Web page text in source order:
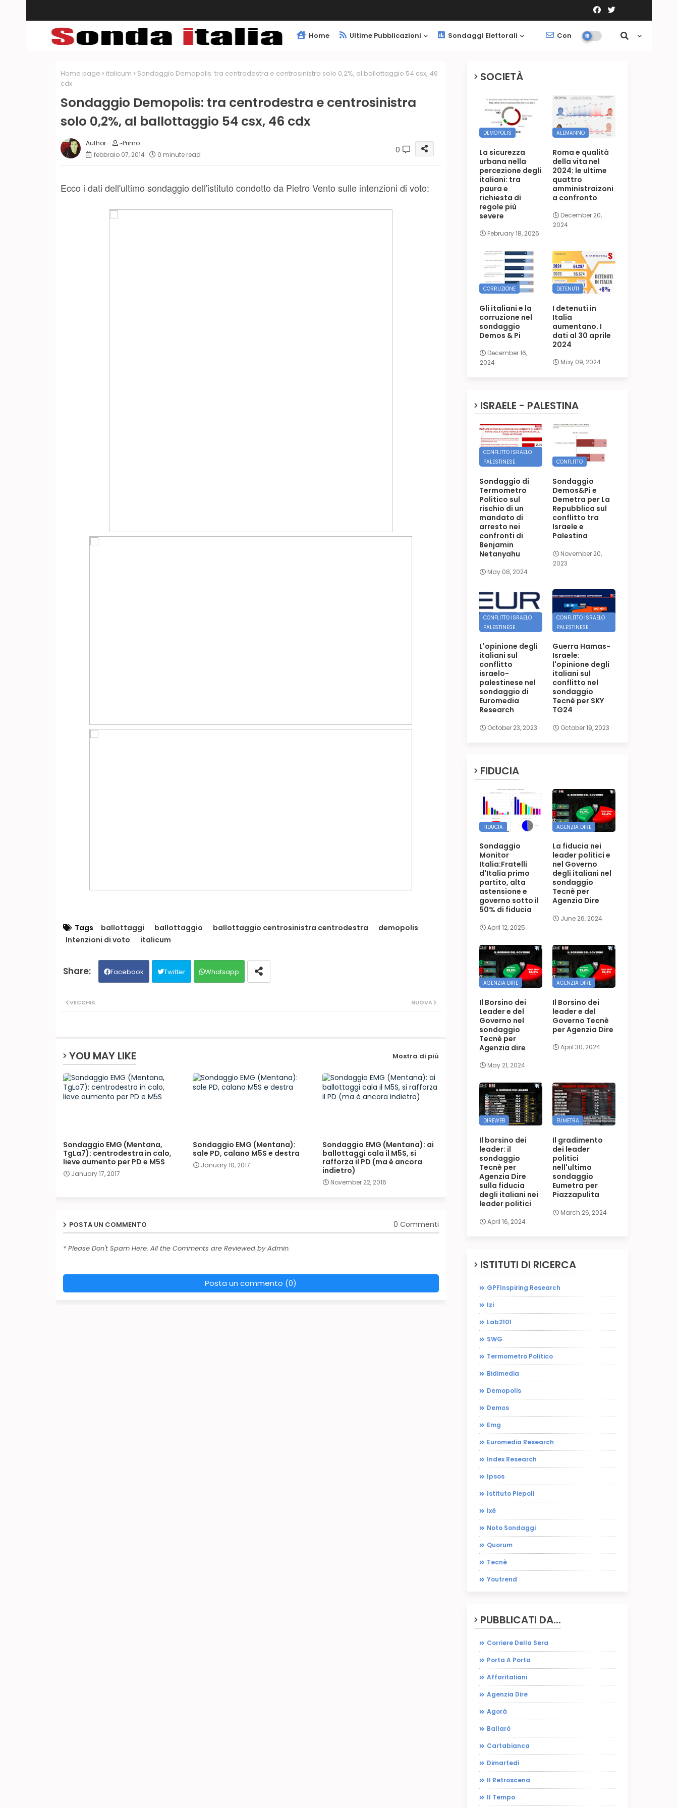
Home Ultime Pubblicazioni Sondaggi Elettorali Contatti Società
Home page italicum
Sondaggio Demopolis: tra centrodestra e centrosinistra solo 0,2%, al ballottaggio 54 csx, 46
cdx
Sondaggio Demopolis: tra centrodestra e centrosinistra
solo 0,2%, al ballottaggio 54 csx, 46 cdx
~Primo
febbraio 07, 2014
0 minute read 0
Ecco i dati dell'ultimo sondaggio dell'istituto condotto da Pietro Vento sulle intenzioni di voto:
Tags ballottaggi ballottaggio ballottaggio centrosinistra centrodestra
demopolis
Intenzioni di voto
italicum
Facebook Twitter Whatsapp
NUOVA
VECCHIA
YOU MAY LIKE Mostra di più
Sondaggio EMG (Mentana,
TgLa7): centrodestra in calo,
lieve aumento per PD e M5S
January 17, 2017
Sondaggio EMG (Mentana):
sale PD, calano M5S e destra
January 10, 2017
Sondaggio EMG (Mentana): ai
ballottaggi cala il M5S, si
rafforza il PD (ma è ancora
indietro)
November 22, 2016
POSTA UN COMMENTO 0 Commenti
* Please Don't Spam Here. All the Comments are Reviewed by Admin.
Posta un commento (0)
SOCIETÀ
DEMOPOLIS
La sicurezza
urbana nella
percezione degli
italiani: tra
paura e
richiesta di
regole più
severe
February 18, 2026
ALEMANNO
Roma e qualità
della vita nel
2024: le ultime
quattro
amministraizoni
a confronto
December 20,
2024
CORRUZIONE
Gli italiani e la
corruzione nel
sondaggio
Demos & Pi
December 16,
2024
DETENUTI
I detenuti in
Italia
aumentano. I
dati al 30 aprile
2024
May 09, 2024
ISRAELE - PALESTINA
CONFLITTO ISRAELO
PALESTINESE
Sondaggio di
Termometro
Politico sul
rischio di un
mandato di
arresto nei
confronti di
Benjamin
Netanyahu
May 08, 2024
CONFLITTO
Sondaggio
Demos&Pi e
Demetra per La
Repubblica sul
conflitto tra
Israele e
Palestina
November 20,
2023
CONFLITTO ISRAELO
PALESTINESE
L'opinione degli
italiani sul
conflitto
israelo-
palestinese nel
sondaggio di
Euromedia
Research
October 23, 2023
CONFLITTO ISRAELO
PALESTINESE
Guerra Hamas-
Israele:
l'opinione degli
italiani sul
conflitto nel
sondaggio
Tecnè per SKY
TG24
October 19, 2023
FIDUCIA
FIDUCIA
Sondaggio
Monitor
Italia:Fratelli
d'Italia primo
partito, alta
astensione e
governo sotto il
50% di fiducia
April 12, 2025
AGENZIA DIRE
La fiducia nei
leader politici e
nel Governo
degli italiani nel
sondaggio
Tecnè per
Agenzia Dire
June 26, 2024
AGENZIA DIRE
Il Borsino dei
Leader e del
Governo nel
sondaggio
Tecnè per
Agenzia dire
May 21, 2024
AGENZIA DIRE
Il Borsino dei
leader e del
Governo Tecnè
per Agenzia Dire
April 30, 2024
DIREWEB
Il borsino dei
leader: il
sondaggio
Tecnè per
Agenzia Dire
sulla fiducia
degli italiani nei
leader politici
April 16, 2024
EUMETRA
Il gradimento
dei leader
politici
nell'ultimo
sondaggio
Eumetra per
Piazzapulita
March 26, 2024
ISTITUTI DI RICERCA
GPFInspiring Research
Izi
Lab2101
SWG
Termometro Politico
Bidimedia
Demopolis
Demos
Emg
Euromedia Research
Index Research
Ipsos
Istituto Piepoli
Ixè
Noto Sondaggi
Quorum
Tecnè
Youtrend
PUBBLICATI DA...
Corriere Della Sera
Porta A Porta
Affaritaliani
Agenzia Dire
Agorà
Ballarò
Cartabianca
Dimartedì
Il Retroscena
Il Tempo